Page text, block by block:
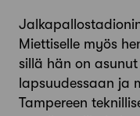
Miettiselle myös
sillä hän on
lapsuudessaan ja
Tampereen